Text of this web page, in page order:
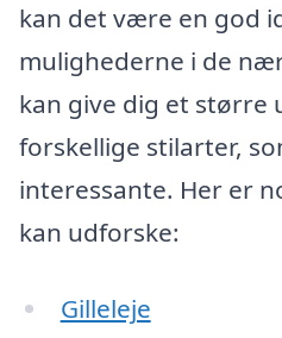
kan det være en god
mulighederne i de
kan give dig et større
forskellige stilarter,
interessante. Her er
kan udforske:
Gilleleje